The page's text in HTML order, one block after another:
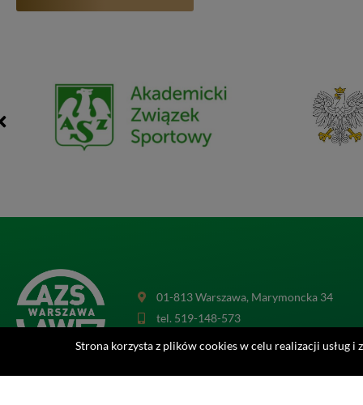
01-813 Warszawa, Marymoncka 34
tel. 519-148-573
sekretariat@azsawf.com
Strona korzysta z plików cookies w celu realizacji usług i